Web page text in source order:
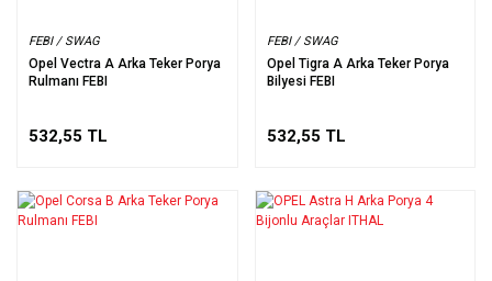
FEBI / SWAG
Opel Vectra A Arka Teker Porya
Rulmanı FEBI
532,55 TL
FEBI / SWAG
Opel Tigra A Arka Teker Porya
Bilyesi FEBI
532,55 TL